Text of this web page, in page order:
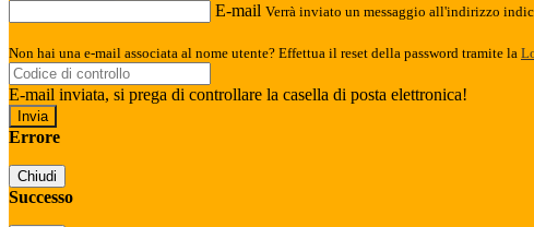
E-mail Verrà inviato un messaggio all'indirizzo
Non hai una e-mail associata al nome utente? Effettua il reset della password tramite la
E-mail inviata, si prega di controllare la casella di posta elettronica!
Errore
Chiudi
Successo